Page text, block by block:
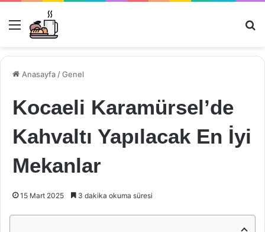
Menü
Anasayfa /Genel
Kocaeli Karamürsel’de
Kahvaltı Yapılacak En İyi
Mekanlar
15 Mart 2025 3 dakika okuma süresi